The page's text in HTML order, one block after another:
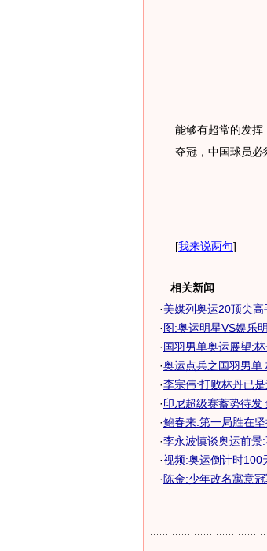
能够有超常的发挥
夺冠，中国球员必
[我来说两句]
相关新闻
·美媒列奥运20顶尖
·图:奥运明星VS娱乐
·国羽男单奥运展望:
·奥运点兵之国羽男单
·李宗伟:打败林丹已
·印尼超级赛蓄势待发
·鲍春来:第一局胜在
·李永波慎谈奥运前景
·视频:奥运倒计时100
· 陈金:少年改名寓意